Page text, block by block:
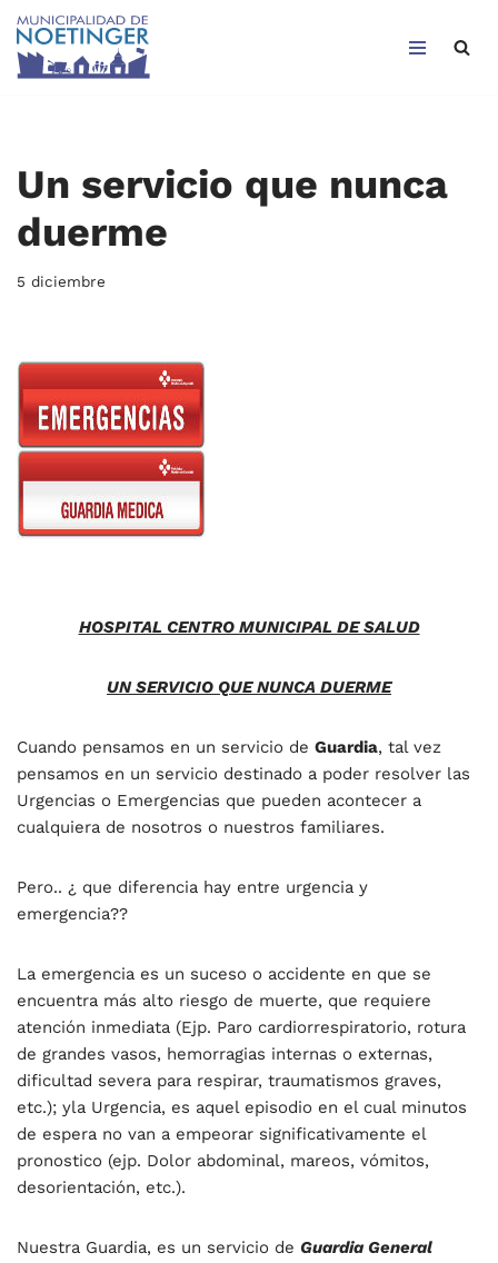
Saltar
Un servicio que nunca
duerme
5 diciembre
HOSPITAL CENTRO MUNICIPAL DE SALUD
UN SERVICIO QUE NUNCA DUERME
Cuando pensamos en un servicio de Guardia, tal vez
pensamos en un servicio destinado a poder resolver las
Urgencias o Emergencias que pueden acontecer a
cualquiera de nosotros o nuestros familiares.
Pero.. ¿ que diferencia hay entre urgencia y
emergencia??
La emergencia es un suceso o accidente en que se
encuentra más alto riesgo de muerte, que requiere
atención inmediata (Ejp. Paro cardiorrespiratorio, rotura
de grandes vasos, hemorragias internas o externas,
dificultad severa para respirar, traumatismos graves,
etc.); yla Urgencia, es aquel episodio en el cual minutos
de espera no van a empeorar significativamente el
pronostico (ejp. Dolor abdominal, mareos, vómitos,
desorientación, etc.).
Nuestra Guardia, es un servicio de Guardia General